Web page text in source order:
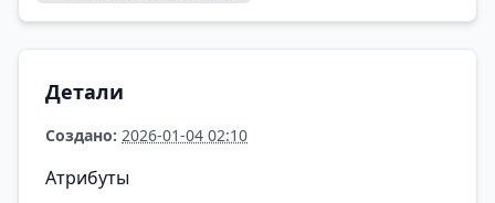
Детали
Создано: 2026-01-04 02:10
Атрибуты